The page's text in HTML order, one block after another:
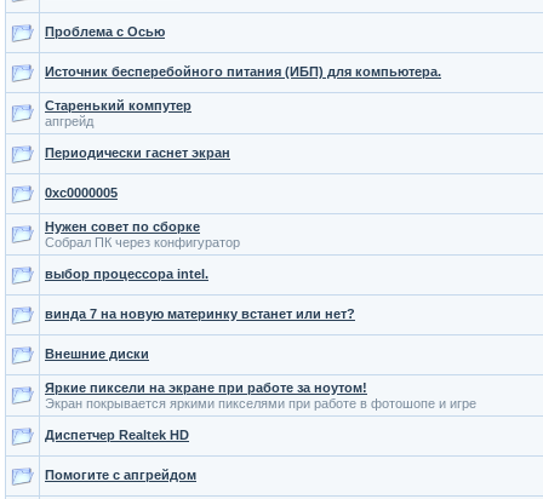
Проблема с Осью
Источник бесперебойного питания (ИБП) для компьютера.
Старенький компутер
апгрейд
Периодически гаснет экран
0xc0000005
Нужен совет по сборке
Собрал ПК через конфигуратор
выбор процессора intel.
винда 7 на новую материнку встанет или нет?
Внешние диски
Яркие пиксели на экране при работе за ноутом!
Экран покрывается яркими пикселями при работе в фотошопе и игре
Диспетчер Realtek HD
Помогите с апгрейдом